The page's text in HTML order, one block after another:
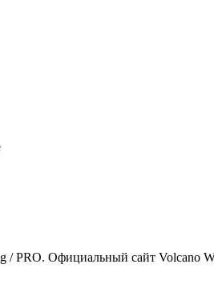
/ PRO. Официальный сайт Volcano